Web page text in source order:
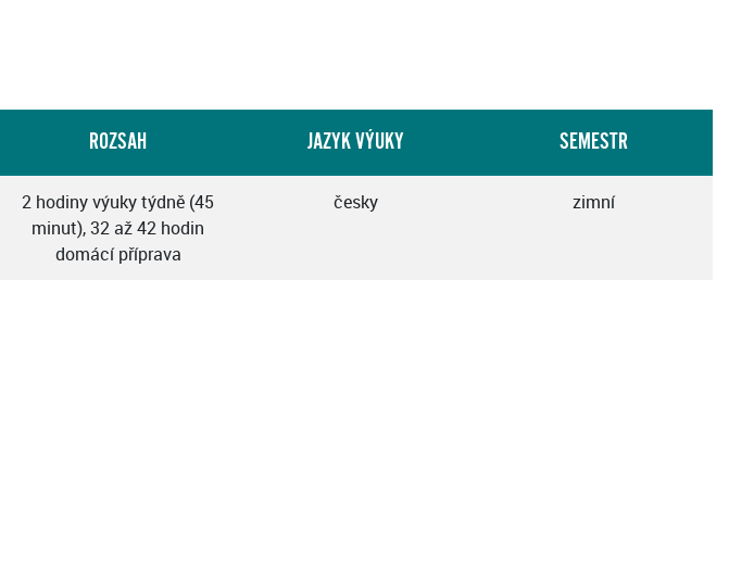
ROZSAH JAZYK VÝUKY SEMESTR
2 hodiny výuky týdně (45
minut), 32 až 42 hodin
domácí příprava
česky zimní